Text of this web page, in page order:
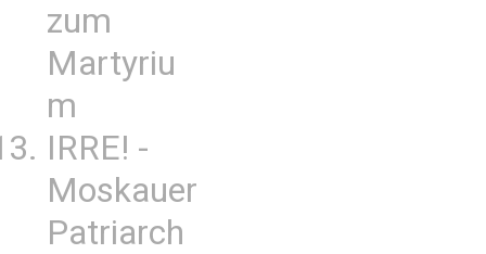
zum
Martyriu
m
IRRE! -
Moskauer
Patriarch